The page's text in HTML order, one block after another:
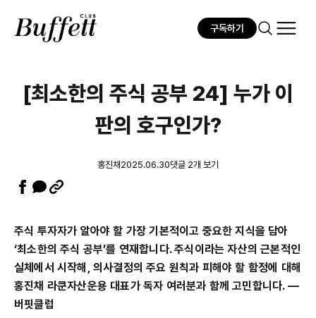
구독하기
[최소한의 주식 공부 24] 누가 이
판의 호구인가?
홍진채 2025.06.30댓글 2개 보기
주식 투자자가 알아야 할 가장 기본적이고 중요한 지식을 담아
‘최소한의 주식 공부’를 연재합니다. 주식이라는 자산의 근본적인
실체에서 시작해, 의사결정의 주요 원칙과 피해야 할 함정에 대해
홍진채 라쿤자산운용 대표가 독자 여러분과 함께 고민합니다. ―
버핏클럽